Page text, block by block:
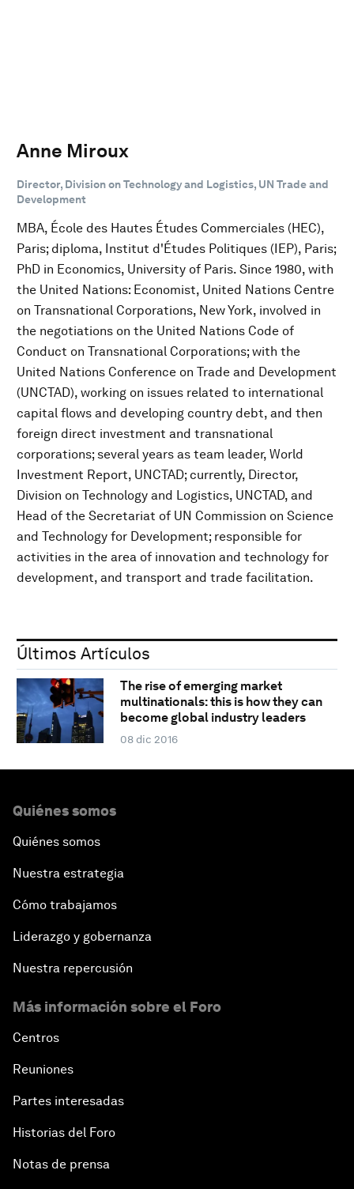
Anne Miroux
Director, Division on Technology and Logistics, UN Trade and
Development
MBA, École des Hautes Études Commerciales (HEC),
Paris; diploma, Institut d'Études Politiques (IEP), Paris;
PhD in Economics, University of Paris. Since 1980, with
the United Nations: Economist, United Nations Centre
on Transnational Corporations, New York, involved in
the negotiations on the United Nations Code of
Conduct on Transnational Corporations; with the
United Nations Conference on Trade and Development
(UNCTAD), working on issues related to international
capital flows and developing country debt, and then
foreign direct investment and transnational
corporations; several years as team leader, World
Investment Report, UNCTAD; currently, Director,
Division on Technology and Logistics, UNCTAD, and
Head of the Secretariat of UN Commission on Science
and Technology for Development; responsible for
activities in the area of innovation and technology for
development, and transport and trade facilitation.
Últimos Artículos
The rise of emerging market
multinationals: this is how they can
become global industry leaders
08 dic 2016
Quiénes somos
Quiénes somos
Nuestra estrategia
Cómo trabajamos
Liderazgo y gobernanza
Nuestra repercusión
Más información sobre el Foro
Centros
Reuniones
Partes interesadas
Historias del Foro
Notas de prensa